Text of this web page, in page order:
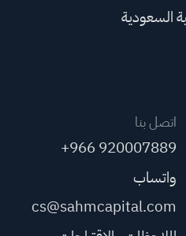
السعودية
اتصل بنا
+966 920007889
واتساب
cs@sahmcapital.com